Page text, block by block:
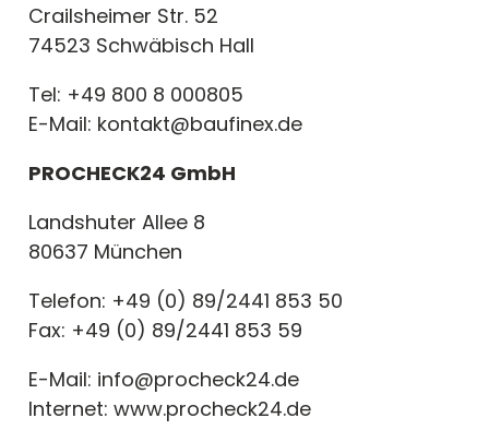
Crailsheimer Str. 52
74523 Schwäbisch Hall
Tel: +49 800 8 000805
E-Mail: kontakt@baufinex.de
PROCHECK24 GmbH
Landshuter Allee 8
80637 München
Telefon: +49 (0) 89/2441 853 50
Fax: +49 (0) 89/2441 853 59
E-Mail: info@procheck24.de
Internet: www.procheck24.de
Ich akzeptiere die
Datenschutzerklärung